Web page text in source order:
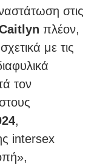
στις
πλέον,
με τις
τον
,
intersex